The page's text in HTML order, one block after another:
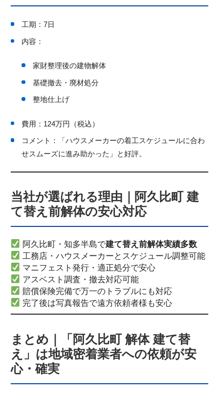
工期：7日
内容：
家財整理後の建物解体
基礎撤去・廃材処分
整地仕上げ
費用：124万円（税込）
コメント：「ハウスメーカーの着工スケジュールに合わ
せスムーズに進み助かった」と好評。
当社が選ばれる理由｜阿久比町 建
て替え前解体の安心対応
阿久比町・知多半島で建て替え前解体実績多数
工務店・ハウスメーカーとスケジュール調整可能
マニフェスト発行・適正処分で安心
アスベスト調査・撤去対応可能
賠償保険完備で万一のトラブルにも対応
完了後は写真報告で遠方依頼者様も安心
まとめ｜「阿久比町 解体 建て替
え」は地域密着業者への依頼が安
心・確実